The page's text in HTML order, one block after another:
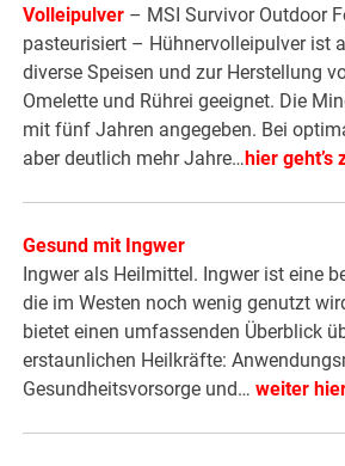
Volleipulver – MSI Survivor Outdoor
pasteurisiert – Hühnervolleipulver ist
diverse Speisen und zur Herstellung
Omelette und Rührei geeignet. Die
mit fünf Jahren angegeben. Bei
aber deutlich mehr Jahre… hier
Gesund mit Ingwer
Ingwer als Heilmittel. Ingwer ist eine
die im Westen noch wenig genutzt
bietet einen umfassenden Überblick
erstaunlichen Heilkräfte:
Gesundheitsvorsorge und…weiter